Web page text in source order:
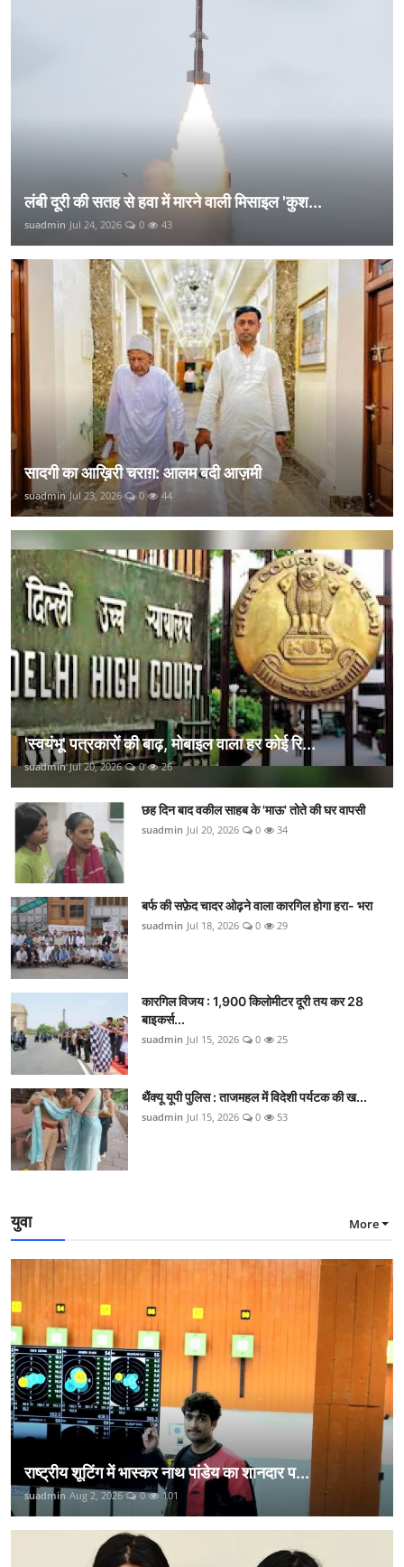
लंबी दूरी की सतह से हवा में मारने वाली मिसाइल 'कुश...
suadmin Jul 24, 2026 0 43
सादगी का आख़िरी चराग़: आलम बदी आज़मी
suadmin Jul 23, 2026 0 44
'स्वयंभू' पत्रकारों की बाढ़, मोबाइल वाला हर कोई रि...
suadmin Jul 20, 2026 0 26
छह दिन बाद वकील साहब के 'माऊ' तोते की घर वापसी
suadmin Jul 20, 2026 0 34
बर्फ की सफ़ेद चादर ओढ़ने वाला कारगिल होगा हरा- भरा
suadmin Jul 18, 2026 0 29
कारगिल विजय : 1,900 किलोमीटर दूरी तय कर 28
बाइकर्स...
suadmin Jul 15, 2026 0 25
थैंक्यू यूपी पुलिस : ताजमहल में विदेशी पर्यटक की ख...
suadmin Jul 15, 2026 0 53
युवा More
राष्ट्रीय शूटिंग में भास्कर नाथ पांडेय का शानदार प...
suadmin Aug 2, 2026 0 101